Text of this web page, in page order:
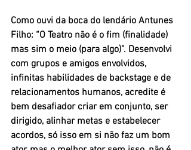
Como ouvi da boca do lendário Antunes
Filho: “O Teatro não é o fim (finalidade)
mas sim o meio (para algo)”. Desenvolvi
com grupos e amigos envolvidos,
infinitas habilidades de backstage e de
relacionamentos humanos, acredite é
bem desafiador criar em conjunto, ser
dirigido, alinhar metas e estabelecer
acordos, só isso em si não faz um bom